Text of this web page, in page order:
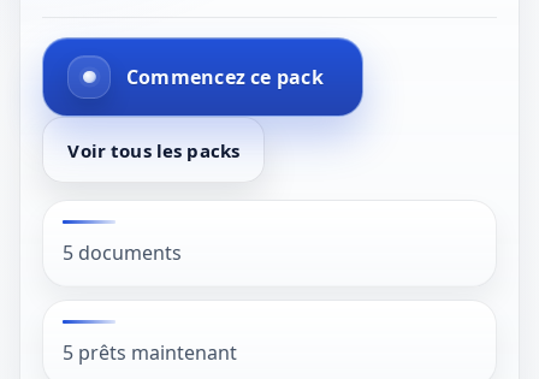
Commencez ce pack
Voir tous les packs
5 documents
5 prêts maintenant